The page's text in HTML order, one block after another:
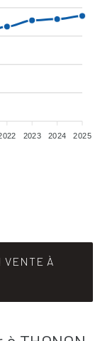
2023 2024 2025
VENTE À